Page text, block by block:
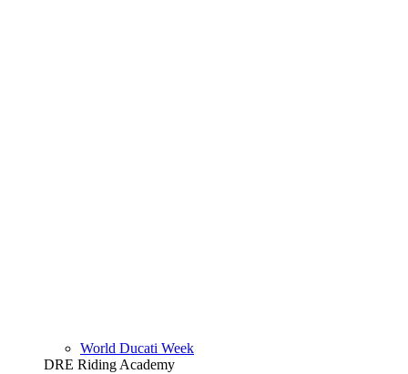
World Ducati Week
DRE Riding Academy